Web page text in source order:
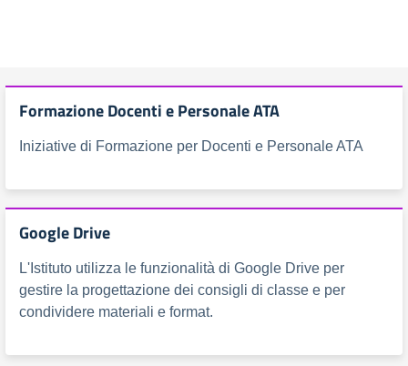
Formazione Docenti e Personale ATA
Iniziative di Formazione per Docenti e Personale ATA
Google Drive
L'Istituto utilizza le funzionalità di Google Drive per
gestire la progettazione dei consigli di classe e per
condividere materiali e format.